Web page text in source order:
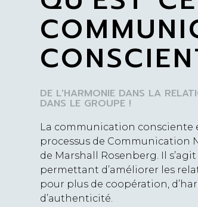
DE L'HARMONIE DANS LA
DANS LE GROUPE !
La communication consciente
processus de Communication
de Marshall Rosenberg. Il
permettant d’améliorer les
pour plus de coopération,
d’authenticité.